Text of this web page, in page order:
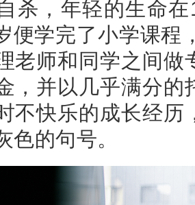
杀，年轻的生命在
便学完了小学课程
老师和同学之间
，并以几乎满分
不快乐的成长经
色的句号。